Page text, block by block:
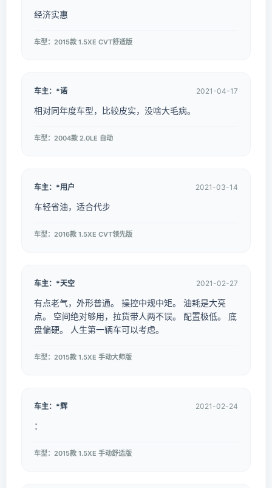
经济实惠
车型：2015款 1.5XE CVT舒适版
车主：*诺 2021-04-17
相对同年度车型，比较皮实，没啥大毛病。
车型：2004款 2.0LE 自动
车主：*用户 2021-03-14
车轻省油，适合代步
车型：2016款 1.5XE CVT领先版
车主：*天空 2021-02-27
有点老气，外形普通。 操控中规中矩。 油耗是大亮
点。 空间绝对够用，拉货带人两不误。 配置极低。 底
盘偏硬。 人生第一辆车可以考虑。
车型：2015款 1.5XE 手动大师版
车主：*辉 2021-02-24
：
车型：2015款 1.5XE 手动舒适版